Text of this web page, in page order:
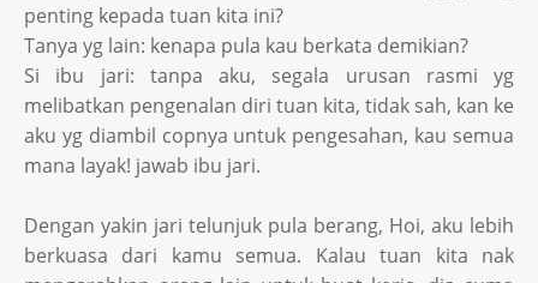
penting kepada tuan kita ini?
Tanya yg lain: kenapa pula kau berkata demikian?
Si ibu jari: tanpa aku, segala urusan rasmi yg
melibatkan pengenalan diri tuan kita, tidak sah, kan ke
aku yg diambil copnya untuk pengesahan, kau semua
mana layak! jawab ibu jari.
Dengan yakin jari telunjuk pula berang, Hoi, aku lebih
berkuasa dari kamu semua. Kalau tuan kita nak